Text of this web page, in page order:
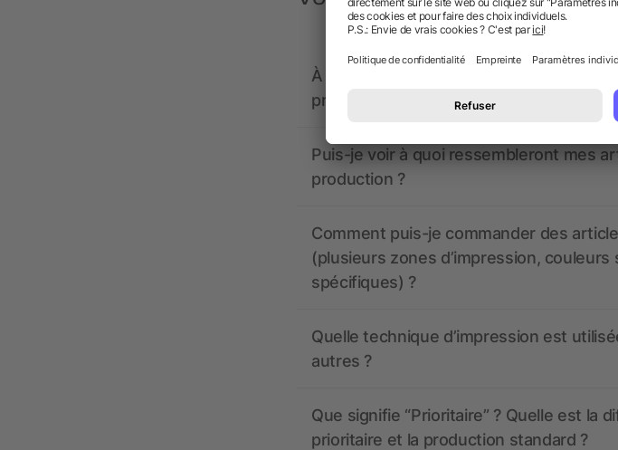
À quoi doivent ressembler les données
propose-t-il un service pour les créer ?
Puis-je voir à quoi ressembleront mes
production ?
Comment puis-je commander des
(plusieurs zones d’impression,
spécifiques) ?
Quelle technique d’impression est
autres ?
Que signifie “Prioritaire” ? Quelle est la
prioritaire et la production standard ?